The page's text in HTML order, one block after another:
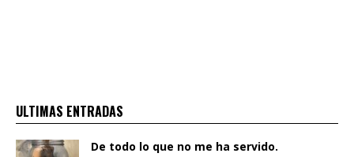
ULTIMAS ENTRADAS
De todo lo que no me ha servido.